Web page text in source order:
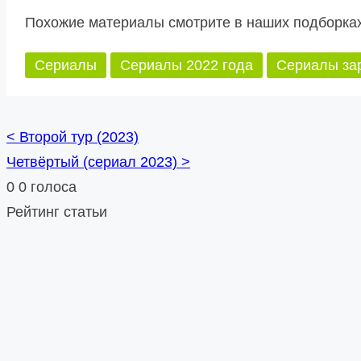
Похожие материалы смотрите в наших
Сериалы Сериалы 2022 года Сериалы
Posts
navigation
< Второй тур (2023)
Четвёртый (сериал 2023) >
0 0 голоса
Рейтинг статьи